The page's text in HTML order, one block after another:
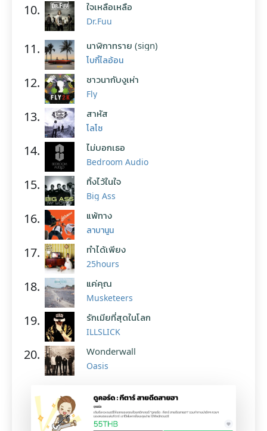
10. ใจเหลือเหลือ
Dr.Fuu
11. นาฬิกาทราย (sign)
โบกี้ไลอ้อน
12. ชาวนากับงูเห่า
Fly
13. สาหัส
โลโซ
14. ไม่บอกเธอ
Bedroom Audio
15. ทิ้งไว้ในใจ
Big Ass
16. แพ้ทาง
ลาบานูน
17. ทำได้เพียง
25hours
18. แค่คุณ
Musketeers
19. รักเมียที่สุดในโลก
ILLSLICK
20. Wonderwall
Oasis